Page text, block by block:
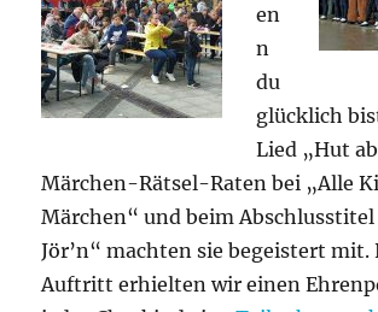
en
n
du
glücklich
Lied „Hut
Märchen-Rätsel-Raten bei „Alle
Märchen“ und beim
Jör’n“ machten sie begeistert mit.
Auftritt erhielten wir einen